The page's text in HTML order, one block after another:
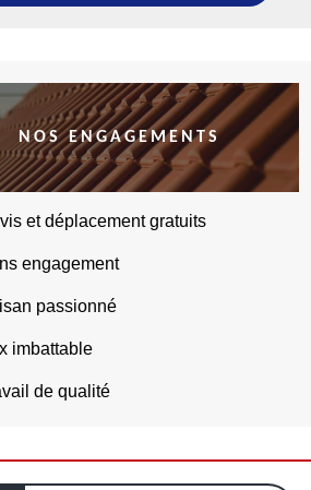
NOS ENGAGEMENTS
et déplacement gratuits
engagement
passionné
imbattable
de qualité